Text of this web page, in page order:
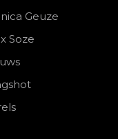
Geuze
Soze